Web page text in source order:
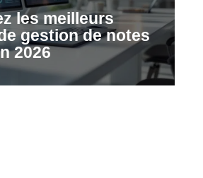
les meilleurs
gestion de notes
2026